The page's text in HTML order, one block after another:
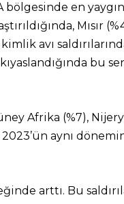
en yaygın
Mısır
avı
bu
Afrika (%7),
aynı
arttı. Bu